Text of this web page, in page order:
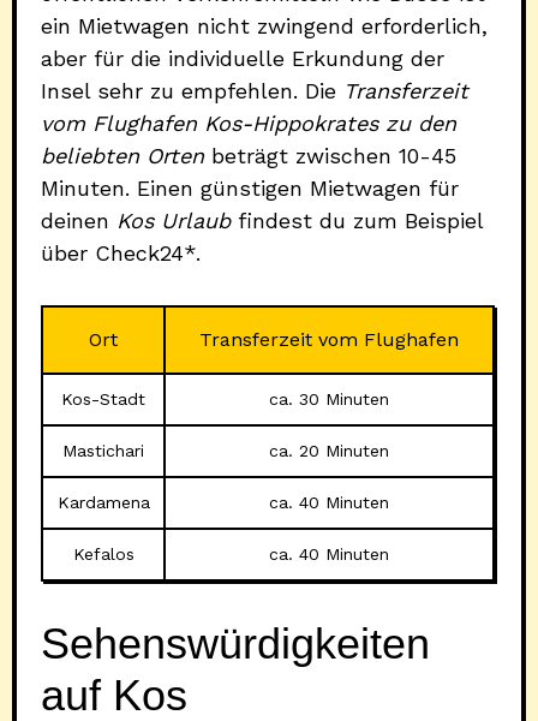
ein Mietwagen nicht zwingend erforderlich,
aber für die individuelle Erkundung der
Insel sehr zu empfehlen. Die Transferzeit
vom Flughafen Kos-Hippokrates zu den
beliebten Ortenbeträgt zwischen 10-45
Minuten. Einen günstigen Mietwagen für
deinen Kos Urlaubfindest du zum Beispiel
über Check24*.
Ort Transferzeit vom Flughafen
Kos-Stadt ca. 30 Minuten
Mastichari ca. 20 Minuten
Kardamena ca. 40 Minuten
Kefalos ca. 40 Minuten
Sehenswürdigkeiten
auf Kos